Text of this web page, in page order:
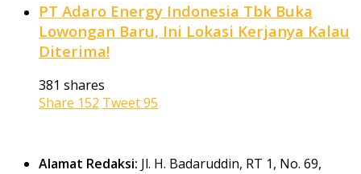
PT Adaro Energy Indonesia Tbk Buka
Lowongan Baru, Ini Lokasi Kerjanya Kalau
Diterima!
381 shares
Share 152 Tweet95
Alamat Redaksi: Jl. H. Badaruddin, RT 1, No. 69,